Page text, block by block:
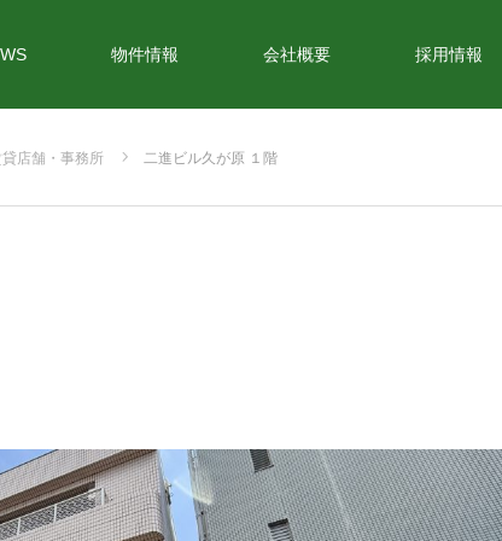
物件情報 会社概要 採用情報
店舗・事務所 二進ビル久が原 １階